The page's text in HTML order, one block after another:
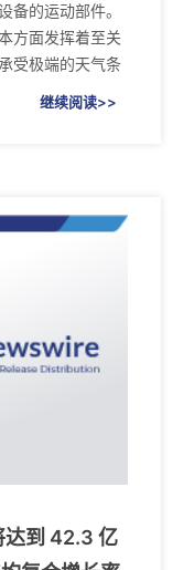
备的运动部件。
方面发挥着至关
受极端的天气条
继续阅读>>
达到 42.3 亿